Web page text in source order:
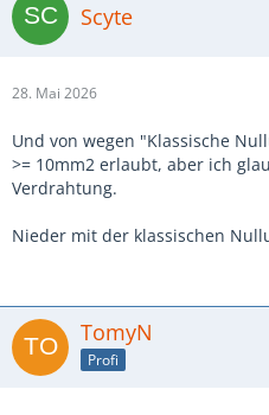
Scyte
28. Mai 2026
Und von wegen "Klassische
>= 10mm2 erlaubt, aber ich
Verdrahtung.
Nieder mit der klassischen
TomyN
Profi